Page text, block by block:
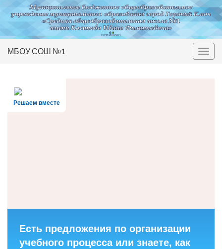
Вкл/
МБОУ СОШ №1
Решаем вместе
Есть предложения по организации
учебного процесса или знаете, как